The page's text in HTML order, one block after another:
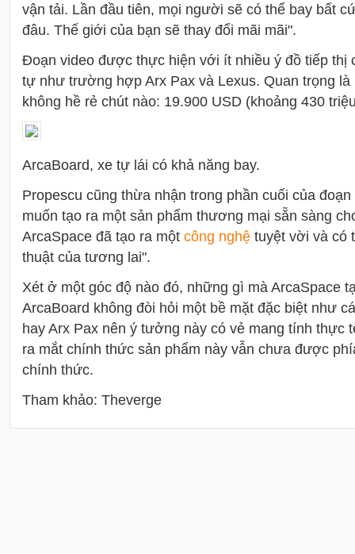
vận tải. Lần đầu tiên, mọi người sẽ có thể bay bất
đâu. Thế giới của bạn sẽ thay đổi mãi mãi".
Đoạn video được thực hiện với ít nhiều ý đồ tiếp thị
tự như trường hợp Arx Pax và Lexus. Quan trọng là
không hề rẻ chút nào: 19.900 USD (khoảng 430
ArcaBoard, xe tự lái có khả năng bay.
Propescu cũng thừa nhận trong phần cuối của
muốn tạo ra một sản phẩm thương mại sẵn sàng
ArcaSpace đã tạo ra một công nghệ tuyệt vời và có
thuật của tương lai".
Xét ở một góc độ nào đó, những gì mà ArcaSpace
ArcaBoard không đòi hỏi một bề mặt đặc biệt như
hay Arx Pax nên ý tưởng này có vẻ mang tính thực
ra mắt chính thức sản phẩm này vẫn chưa được
chính thức.
Tham khảo: Theverge